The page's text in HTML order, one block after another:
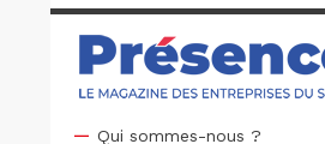
Qui sommes-nous ?